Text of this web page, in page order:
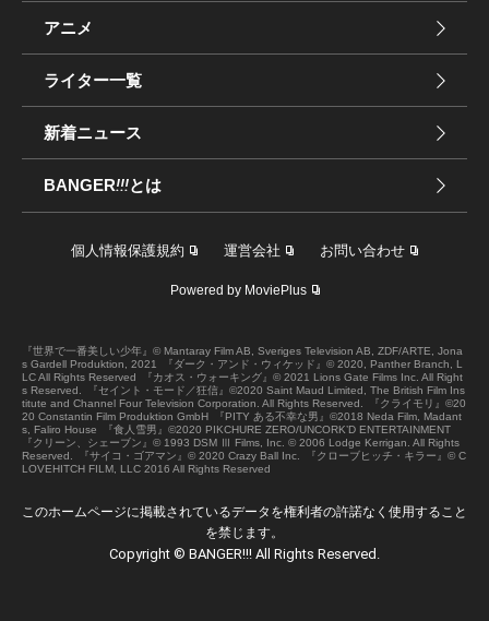
アニメ
ライター一覧
新着ニュース
BANGER!!!とは
個人情報保護規約 運営会社 お問い合わせ
Powered by MoviePlus
『世界で一番美しい少年』© Mantaray Film AB, Sveriges Television AB, ZDF/ARTE, Jona
s Gardell Produktion, 2021
『ダーク・アンド・ウィケッド』© 2020, Panther Branch, L
LC All Rights Reserved
『カオス・ウォーキング』© 2021 Lions Gate Films Inc. All Right
s Reserved.
『セイント・モード／狂信』©2020 Saint Maud Limited, The British Film Ins
titute and Channel Four Television Corporation. All Rights Reserved.
『クライモリ』©20
20 Constantin Film Produktion GmbH
『PITY ある不幸な男』©2018 Neda Film, Madant
s, Faliro House
『食人雪男』©2020 PIKCHURE ZERO/UNCORK’D ENTERTAINMENT
『クリーン、シェーブン』© 1993 DSM Ⅲ Films, Inc. © 2006 Lodge Kerrigan. All Rights
Reserved.
『サイコ・ゴアマン』© 2020 Crazy Ball Inc.
『クローブヒッチ・キラー』© C
LOVEHITCH FILM, LLC 2016 All Rights Reserved
このホームページに掲載されているデータを権利者の許諾なく使用すること
を禁じます。
Copyright © BANGER!!! All Rights Reserved.